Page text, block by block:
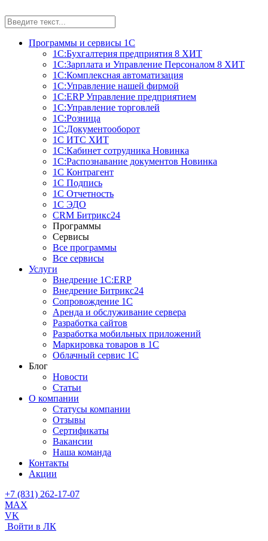
Программы и сервисы 1С
1С:Бухгалтерия предприятия 8 ХИТ
1С:Зарплата и Управление Персоналом 8 ХИТ
1С:Комплексная автоматизация
1С:Управление нашей фирмой
1С:ERP Управление предприятием
1С:Управление торговлей
1С:Розница
1С:Документооборот
1С ИТС ХИТ
1С:Кабинет сотрудника Новинка
1С:Распознавание документов Новинка
1С Контрагент
1С Подпись
1С Отчетность
1С ЭДО
CRM Битрикс24
Программы
Сервисы
Все программы
Все сервисы
Услуги
Внедрение 1С:ERP
Внедрение Битрикс24
Сопровождение 1С
Аренда и обслуживание сервера
Разработка сайтов
Разработка мобильных приложений
Маркировка товаров в 1С
Облачный сервис 1С
Блог
Новости
Статьи
О компании
Cтатусы компании
Отзывы
Сертификаты
Вакансии
Наша команда
Контакты
Акции
+7 (831) 262-17-07
MAX
VK
Войти в ЛК